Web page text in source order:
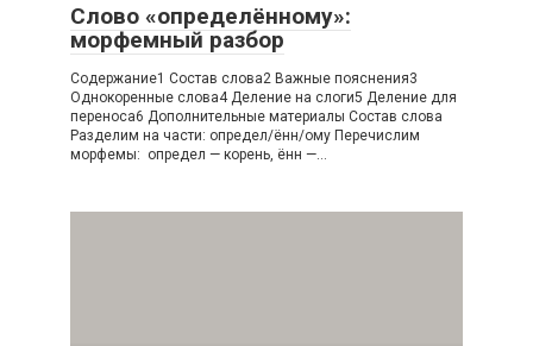
Слово «определённому»:
морфемный разбор
Содержание1 Состав слова2 Важные пояснения3
Однокоренные слова4 Деление на слоги5 Деление для
переноса6 Дополнительные материалы Состав слова
Разделим на части: определ/ённ/ому Перечислим
морфемы: определ — корень, ённ —…